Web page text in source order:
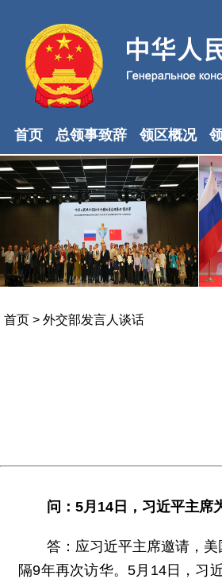
首页 总领事致辞 领区概况
首页 > 外交部发言人谈话
问：5月14日，习近平主席
答：应习近平主席邀请，
隔9年再次访华。5月14日，习